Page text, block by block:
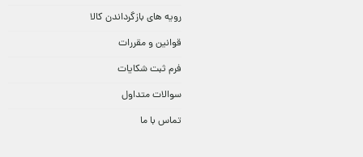
رویه های بازگرداندن کالا
قوانین و مقررات
فرم ثبت شکایات
سوالات متداول
تماس با ما